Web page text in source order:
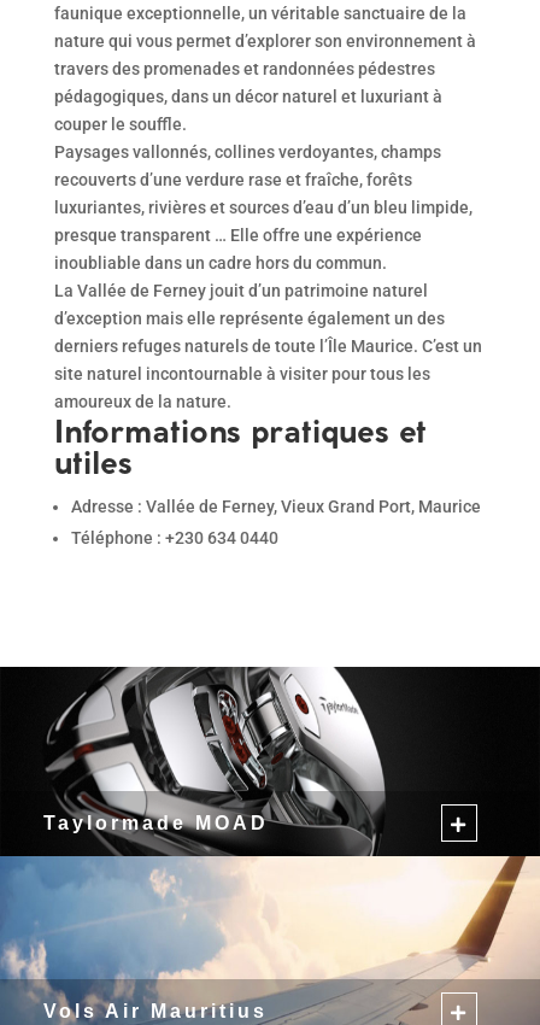
faunique exceptionnelle, un véritable sanctuaire de la
nature qui vous permet d’explorer son environnement à
travers des promenades et randonnées pédestres
pédagogiques, dans un décor naturel et luxuriant à
couper le souffle.
Paysages vallonnés, collines verdoyantes, champs
recouverts d’une verdure rase et fraîche, forêts
luxuriantes, rivières et sources d’eau d’un bleu limpide,
presque transparent … Elle offre une expérience
inoubliable dans un cadre hors du commun.
La Vallée de Ferney jouit d’un patrimoine naturel
d’exception mais elle représente également un des
derniers refuges naturels de toute l’Île Maurice. C’est un
site naturel incontournable à visiter pour tous les
amoureux de la nature.
Informations pratiques et
utiles
Adresse : Vallée de Ferney, Vieux Grand Port, Maurice
Téléphone : +230 634 0440
Taylormade MOAD
Vols Air Mauritius